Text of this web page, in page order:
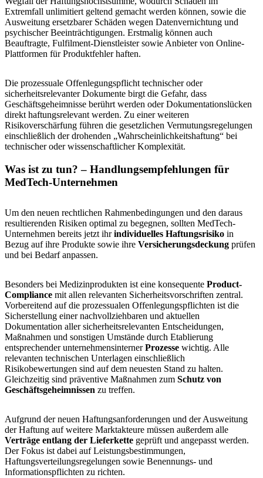
Extremfall unlimitiert geltend gemacht werden können, sowie die
Ausweitung ersetzbarer Schäden wegen Datenvernichtung und
psychischer Beeinträchtigungen. Erstmalig können auch
Beauftragte, Fulfilment-Dienstleister sowie Anbieter von Online-
Plattformen für Produktfehler haften.
Die prozessuale Offenlegungspflicht technischer oder
sicherheitsrelevanter Dokumente birgt die Gefahr, dass
Geschäftsgeheimnisse berührt werden oder Dokumentationslücken
direkt haftungsrelevant werden. Zu einer weiteren
Risikoverschärfung führen die gesetzlichen Vermutungsregelungen
einschließlich der drohenden „Wahrscheinlichkeitshaftung“ bei
technischer oder wissenschaftlicher Komplexität.
Was ist zu tun? – Handlungsempfehlungen für
MedTech-Unternehmen
Um den neuen rechtlichen Rahmenbedingungen und den daraus
resultierenden Risiken optimal zu begegnen, sollten MedTech-
Unternehmen bereits jetzt ihrindividuelles Haftungsrisiko in
Bezug auf ihre Produkte sowie ihre Versicherungsdeckung prüfen
und bei Bedarf anpassen.
Besonders bei Medizinprodukten ist eine konsequente Product-
Compliance mit allen relevanten Sicherheitsvorschriften zentral.
Vorbereitend auf die prozessualen Offenlegungspflichten ist die
Sicherstellung einer nachvollziehbaren und aktuellen
Dokumentation aller sicherheitsrelevanten Entscheidungen,
Maßnahmen und sonstigen Umstände durch Etablierung
entsprechender unternehmensinternerProzesse wichtig. Alle
relevanten technischen Unterlagen einschließlich
Risikobewertungen sind auf dem neuesten Stand zu halten.
Gleichzeitig sind präventive Maßnahmen zum Schutz von
Geschäftsgeheimnissen zu treffen.
Aufgrund der neuen Haftungsanforderungen und der Ausweitung
der Haftung auf weitere Marktakteure müssen außerdem alle
Verträge entlang der Lieferkette geprüft und angepasst werden.
Der Fokus ist dabei auf Leistungsbestimmungen,
Haftungsverteilungsregelungen sowie Benennungs- und
Informationspflichten zu richten.